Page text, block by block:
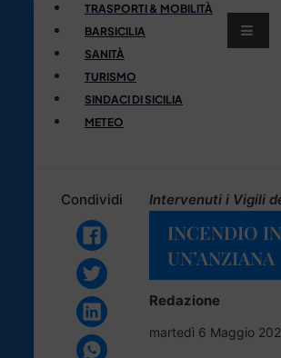
TRASPORTI & MOBILITÀ
BARSICILIA
SANITÀ
TURISMO
SINDACI DI SICILIA
METEO
Condividi Intervenuti i Vigili
INCENDIO
UN’ANZIANA
Redazione
martedì 6 Maggio